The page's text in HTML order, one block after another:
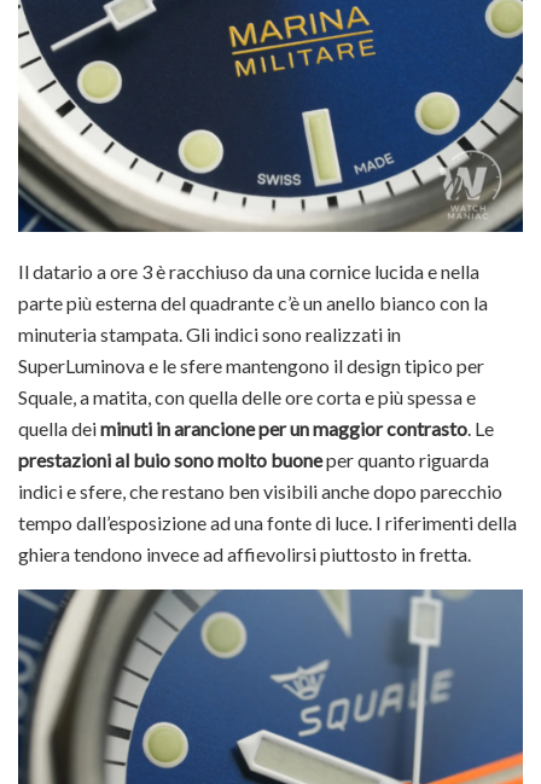
Il datario a ore 3 è racchiuso da una cornice lucida e nella
parte più esterna del quadrante c’è un anello bianco con la
minuteria stampata. Gli indici sono realizzati in
SuperLuminova e le sfere mantengono il design tipico per
Squale, a matita, con quella delle ore corta e più spessa e
quella deiminuti in arancione per un maggior contrasto. Le
prestazioni al buio sono molto buoneper quanto riguarda
indici e sfere, che restano ben visibili anche dopo parecchio
tempo dall’esposizione ad una fonte di luce. I riferimenti della
ghiera tendono invece ad affievolirsi piuttosto in fretta.